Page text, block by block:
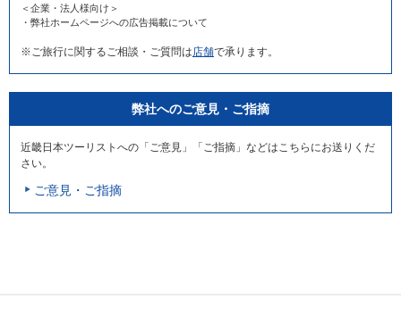
＜企業・法人様向け＞
・弊社ホームページへの広告掲載について
※ご旅行に関するご相談・ご質問は 店舗で承ります。
弊社へのご意見・ご指摘
近畿日本ツーリストへの「ご意見」「ご指摘」などはこちらにお送りくだ
さい。
ご意見・ご指摘